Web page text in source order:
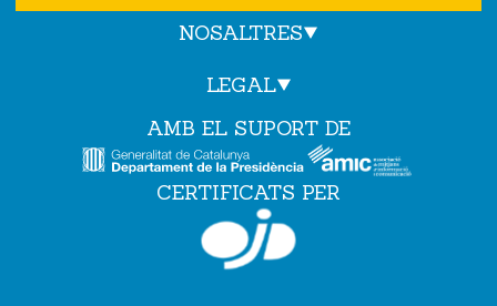
NOSALTRES
LEGAL
AMB EL SUPORT DE
CERTIFICATS PER